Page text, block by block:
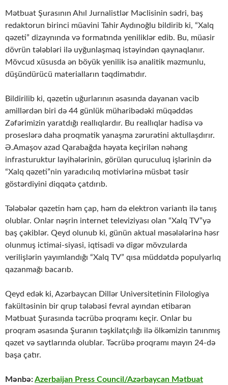
Mətbuat Şurasının Ahıl Jurnalistlər Məclisinin sədri, baş
redaktorun birinci müavini Tahir Aydınoğlu bildirib ki, “Xalq
qəzeti” dizaynında və formatında yeniliklər edib. Bu, müasir
dövrün tələbləri ilə uyğunlaşmaq istəyindən qaynaqlanır.
Mövcud xüsusda ən böyük yenilik isə analitik məzmunlu,
düşündürücü materialların təqdimatıdır.
Bildirilib ki, qəzetin uğurlarının əsasında dayanan vacib
amillərdən biri də 44 günlük müharibədəki müqəddəs
Zəfərimizin yaratdığı reallıqlardır. Bu reallıqlar hadisə və
proseslərə daha proqmatik yanaşma zərurətini aktullaşdırır.
Ə.Amaşov azad Qarabağda həyata keçirilən nəhəng
infrasturuktur layihələrinin, görülən quruculuq işlərinin də
“Xalq qəzeti”nin yaradıcılıq motivlərinə müsbət təsir
göstərdiyini diqqətə çatdırıb.
Tələbələr qəzetin həm çap, həm də elektron variantı ilə tanış
olublar. Onlar nəşrin internet televiziyası olan “Xalq TV”yə
baş çəkiblər. Qeyd olunub ki, günün aktual məsələlərinə həsr
olunmuş ictimai-siyasi, iqtisadi və digər mövzularda
verilişlərin yayımlandığı “Xalq TV” qısa müddətdə populyarlıq
qazanmağı bacarıb.
Qeyd edək ki, Azərbaycan Dillər Universitetinin Filologiya
fakültəsinin bir qrup tələbəsi fevral ayından etibarən
Mətbuat Şurasında təcrübə proqramı keçir. Onlar bu
proqram əsasında Şuranın təşkilatçılığı ilə ölkəmizin tanınmış
qəzet və saytlarında olublar. Təcrübə proqramı mayın 24-də
başa çatır.
Mənbə:Azerbaijan Press Council/Azərbaycan Mətbuat